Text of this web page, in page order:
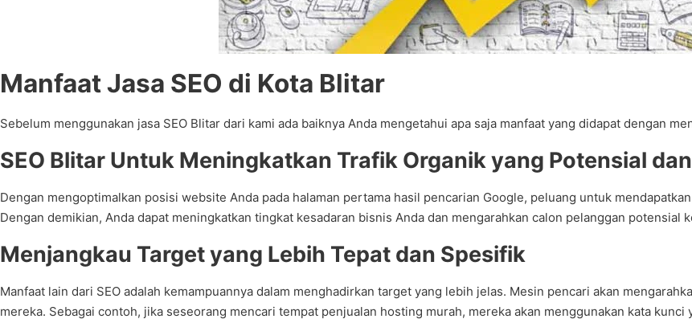
Manfaat Jasa SEO di Kota Blitar
Sebelum menggunakan jasa SEO Blitar dari kami ada baiknya Anda mengetahui apa saja manfaat yang didapat dengan
SEO Blitar Untuk Meningkatkan Trafik Organik yang Potensial
Dengan mengoptimalkan posisi website Anda pada halaman pertama hasil pencarian Google, peluang untuk
Dengan demikian, Anda dapat meningkatkan tingkat kesadaran bisnis Anda dan mengarahkan calon pelanggan potensial
Menjangkau Target yang Lebih Tepat dan Spesifik
Manfaat lain dari SEO adalah kemampuannya dalam menghadirkan target yang lebih jelas. Mesin pencari akan
mereka. Sebagai contoh, jika seseorang mencari tempat penjualan hosting murah, mereka akan menggunakan kata